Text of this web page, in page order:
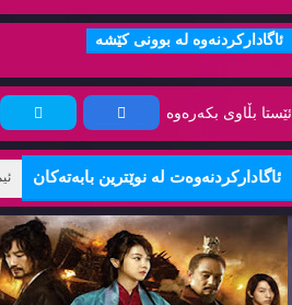
ئاگاداركردنه‌وه‌ له‌ بوونی كێشه‌
ئێستا بڵاوی بكه‌ره‌وه‌
ئاگاداركردنه‌وه‌ت له‌ نوێترین بابه‌ته‌كان